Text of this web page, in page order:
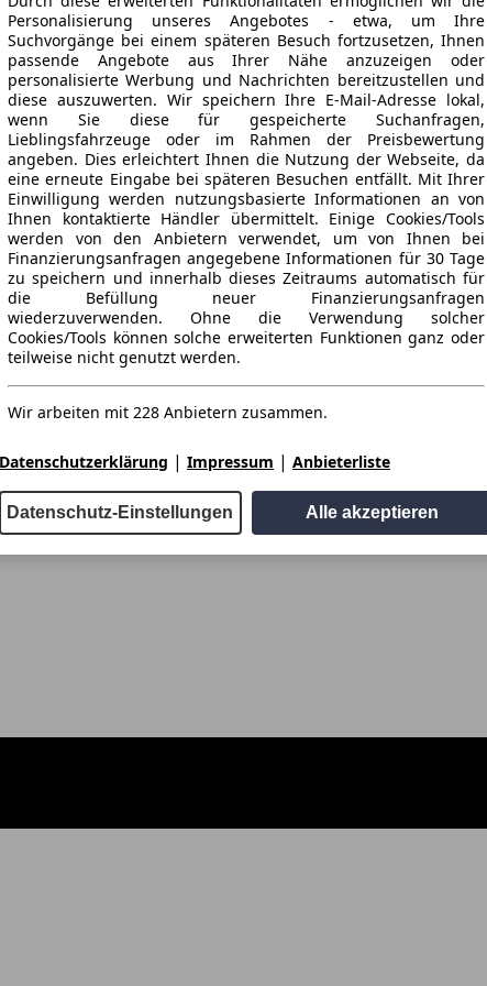
Personalisierung unseres Angebotes - etwa, um Ihre
Suchvorgänge bei einem späteren Besuch fortzusetzen, Ihnen
passende Angebote aus Ihrer Nähe anzuzeigen oder
personalisierte Werbung und Nachrichten bereitzustellen und
diese auszuwerten. Wir speichern Ihre E-Mail-Adresse lokal,
wenn Sie diese für gespeicherte Suchanfragen,
Lieblingsfahrzeuge oder im Rahmen der Preisbewertung
angeben. Dies erleichtert Ihnen die Nutzung der Webseite, da
eine erneute Eingabe bei späteren Besuchen entfällt. Mit Ihrer
Einwilligung werden nutzungsbasierte Informationen an von
Ihnen kontaktierte Händler übermittelt. Einige Cookies/Tools
werden von den Anbietern verwendet, um von Ihnen bei
Finanzierungsanfragen angegebene Informationen für 30 Tage
zu speichern und innerhalb dieses Zeitraums automatisch für
die Befüllung neuer Finanzierungsanfragen
wiederzuverwenden. Ohne die Verwendung solcher
Cookies/Tools können solche erweiterten Funktionen ganz oder
teilweise nicht genutzt werden.
Wir arbeiten mit 228 Anbietern zusammen.
Datenschutzerklärung | Impressum | Anbieterliste
Datenschutz-Einstellungen Alle akzeptieren